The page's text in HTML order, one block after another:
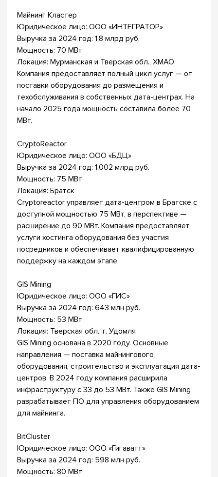
Майнинг Кластер
Юридическое лицо: ООО «ИНТЕГРАТОР»
Выручка за 2024 год: 1,8 млрд руб.
Мощность: 70 МВт
Локация: Мурманская и Тверская обл., ХМАО
Компания предоставляет полный цикл услуг — от
поставки оборудования до размещения и
техобслуживания в собственных дата-центрах. На
начало 2025 года мощность составила более 70
МВт.
CryptoReactor
Юридическое лицо: ООО «БДЦ»
Выручка за 2024 год: 1,002 млрд руб.
Мощность: 75 МВт
Локация: Братск
Cryptoreactor управляет дата-центром в Братске с
доступной мощностью 75 МВт, в перспективе —
расширение до 90 МВт. Компания предоставляет
услуги хостинга оборудования без участия
посредников и обеспечивает квалифицированную
поддержку на каждом этапе.
GIS Mining
Юридическое лицо: ООО «ГИС»
Выручка за 2024 год: 643 млн руб.
Мощность: 53 МВт
Локация: Тверская обл., г. Удомля
GIS Mining основана в 2020 году. Основные
направления — поставка майнингового
оборудования, строительство и эксплуатация дата-
центров. В 2024 году компания расширила
инфраструктуру с 33 до 53 МВт. Также GIS Mining
разрабатывает ПО для управления оборудованием
для майнинга.
BitCluster
Юридическое лицо: ООО «Гигаватт»
Выручка за 2024 год: 598 млн руб.
Мощность: 80 МВт